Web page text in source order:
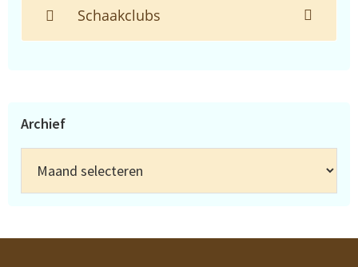
Schaakclubs
Archief